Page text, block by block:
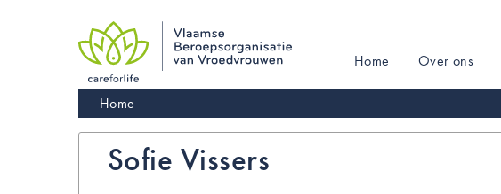
Main
navigation
Home Over ons
Kruimelpad
Home
Sofie Vissers